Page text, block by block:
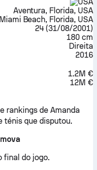
Aventura, Florida, USA
Miami Beach, Florida, USA
24 (31/08/2001)
180 cm
Direita
2016
1.2M €
12M €
rankings de Amanda
ténis que disputou.
final do jogo.